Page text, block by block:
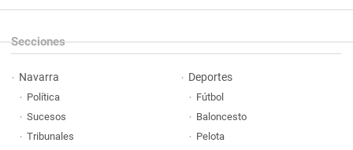
Secciones
Navarra
Política
Sucesos
Tribunales
Deportes
Fútbol
Baloncesto
Pelota